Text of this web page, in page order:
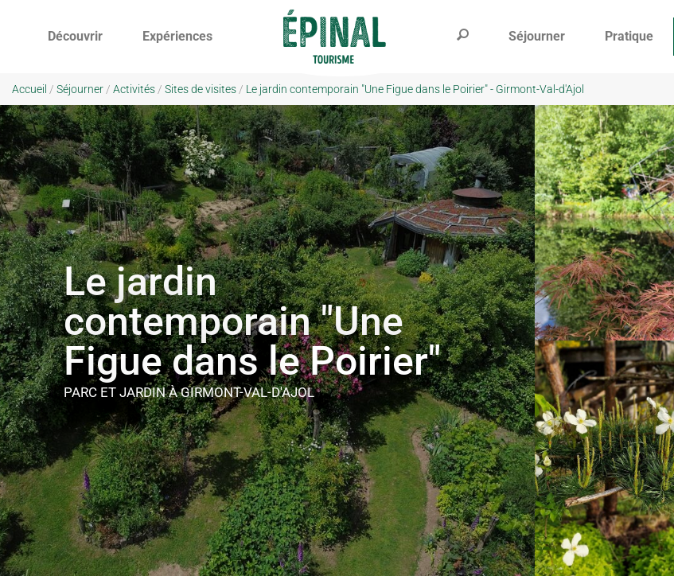
Découvrir Expériences Séjourner Pratique
Accueil / Séjourner / Activités / Sites de visites / Le jardin contemporain "Une Figue dans le Poirier" - Girmont-Val-d'Ajol
Le jardin
contemporain "Une
Figue dans le Poirier"
PARC ET JARDINÀ GIRMONT-VAL-D'AJOL